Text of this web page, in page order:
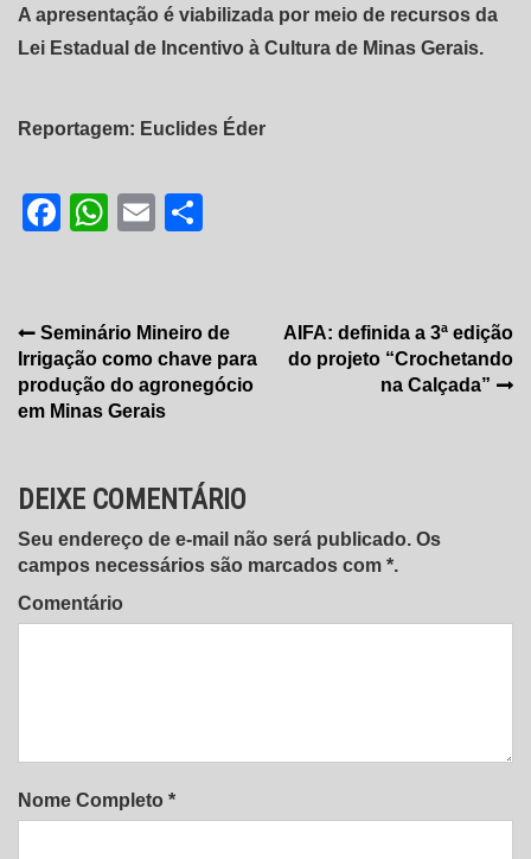
A apresentação é viabilizada por meio de recursos da
Lei Estadual de Incentivo à Cultura de Minas Gerais.
Reportagem: Euclides Éder
Facebook
WhatsApp
Email
Navegação
de
Post
Seminário Mineiro de
Irrigação como chave para
produção do agronegócio
em Minas Gerais
AIFA: definida a 3ª edição
do projeto “Crochetando
na Calçada”
DEIXE COMENTÁRIO
Seu endereço de e-mail não será publicado. Os
campos necessários são marcados com *.
Comentário
Nome Completo *